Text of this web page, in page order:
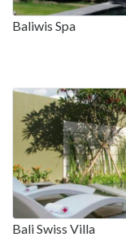
Baliwis Spa
Bali Swiss Villa